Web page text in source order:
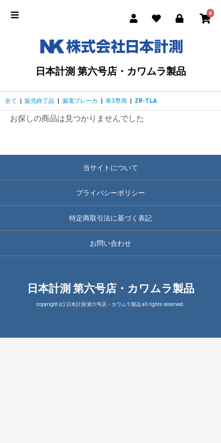
0
日本計測 第六号店・カワムラ製品
全て 販売終了品 漏電ブレーカ 単3専用 ZR-TLA
お探しの商品は見つかりませんでした
当サイトについて
プライバシーポリシー
特定商取引法に基づく表記
お問い合わせ
日本計測 第六号店・カワムラ製品
copyright (c) 日本計測 第六号店・カワムラ製品 all rights reserved.